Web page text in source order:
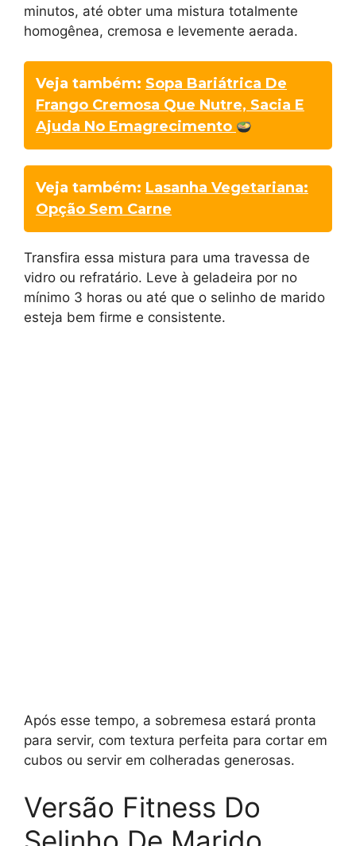
minutos, até obter uma mistura totalmente
homogênea, cremosa e levemente aerada.
Veja também: Sopa Bariátrica De
Frango Cremosa Que Nutre, Sacia E
Ajuda No Emagrecimento
Veja também: Lasanha Vegetariana:
Opção Sem Carne
Transfira essa mistura para uma travessa de
vidro ou refratário. Leve à geladeira por no
mínimo 3 horas ou até que o selinho de marido
esteja bem firme e consistente.
Após esse tempo, a sobremesa estará pronta
para servir, com textura perfeita para cortar em
cubos ou servir em colheradas generosas.
Versão Fitness Do